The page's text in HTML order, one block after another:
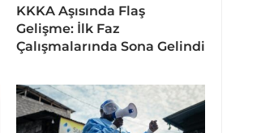
KKKA Aşısında Flaş
Gelişme: İlk Faz
Çalışmalarında Sona Gelindi